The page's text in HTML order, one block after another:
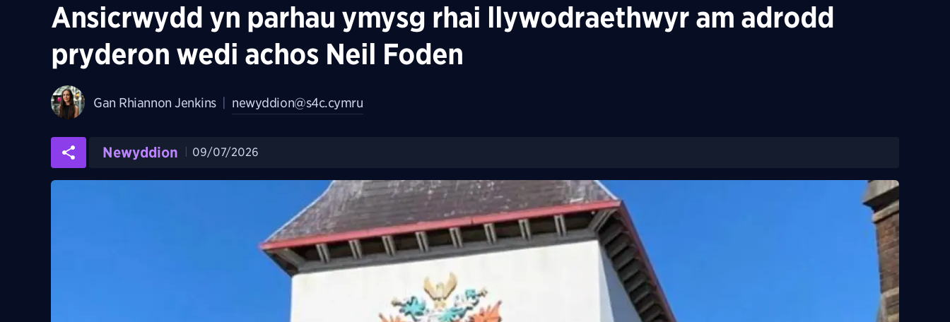
Ansicrwydd yn parhau ymysg rhai llywodraethwyr am adrodd
pryderon wedi achos Neil Foden
Gan Rhiannon Jenkins newyddion@s4c.cymru
Newyddion 09/07/2026